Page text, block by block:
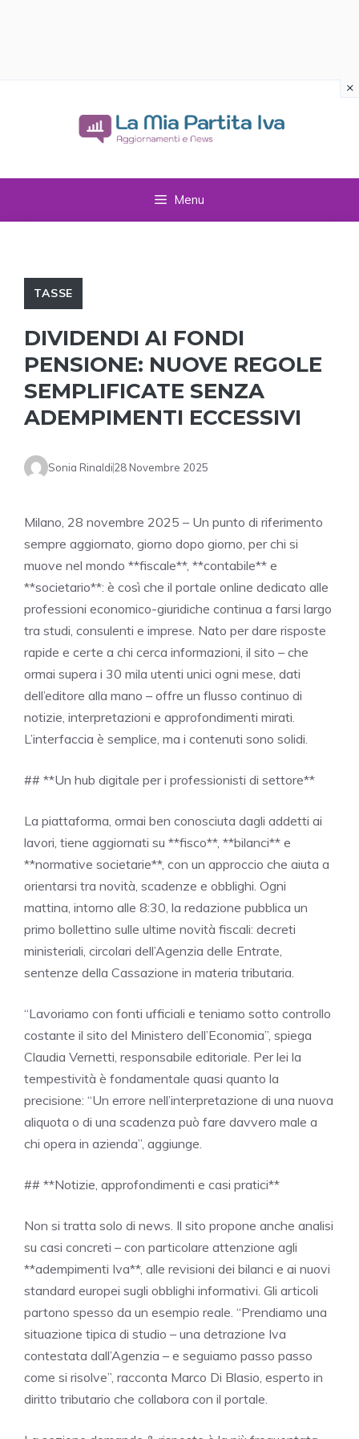
Menu
TASSE
DIVIDENDI AI FONDI
PENSIONE: NUOVE REGOLE
SEMPLIFICATE SENZA
ADEMPIMENTI ECCESSIVI
Sonia Rinaldi28 Novembre 2025
Milano, 28 novembre 2025 – Un punto di riferimento
sempre aggiornato, giorno dopo giorno, per chi si
muove nel mondo **fiscale**, **contabile** e
**societario**: è così che il portale online dedicato alle
professioni economico-giuridiche continua a farsi largo
tra studi, consulenti e imprese. Nato per dare risposte
rapide e certe a chi cerca informazioni, il sito – che
ormai supera i 30 mila utenti unici ogni mese, dati
dell’editore alla mano – offre un flusso continuo di
notizie, interpretazioni e approfondimenti mirati.
L’interfaccia è semplice, ma i contenuti sono solidi.
## **Un hub digitale per i professionisti di settore**
La piattaforma, ormai ben conosciuta dagli addetti ai
lavori, tiene aggiornati su **fisco**, **bilanci** e
**normative societarie**, con un approccio che aiuta a
orientarsi tra novità, scadenze e obblighi. Ogni
mattina, intorno alle 8:30, la redazione pubblica un
primo bollettino sulle ultime novità fiscali: decreti
ministeriali, circolari dell’Agenzia delle Entrate,
sentenze della Cassazione in materia tributaria.
“Lavoriamo con fonti ufficiali e teniamo sotto controllo
costante il sito del Ministero dell’Economia”, spiega
Claudia Vernetti, responsabile editoriale. Per lei la
tempestività è fondamentale quasi quanto la
precisione: “Un errore nell’interpretazione di una nuova
aliquota o di una scadenza può fare davvero male a
chi opera in azienda”, aggiunge.
## **Notizie, approfondimenti e casi pratici**
Non si tratta solo di news. Il sito propone anche analisi
su casi concreti – con particolare attenzione agli
**adempimenti Iva**, alle revisioni dei bilanci e ai nuovi
standard europei sugli obblighi informativi. Gli articoli
partono spesso da un esempio reale. “Prendiamo una
situazione tipica di studio – una detrazione Iva
contestata dall’Agenzia – e seguiamo passo passo
come si risolve”, racconta Marco Di Blasio, esperto in
diritto tributario che collabora con il portale.
×